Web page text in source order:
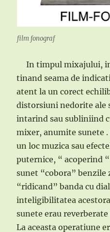
film fonograf
In timpul mixajului,
tinand seama de
atent la un corect
distorsiuni nedorite ale
intarind sau subliniind
mixer, anumite sunete
un loc muzica sau
puternice, “ acoperind
sunet “cobora” benzile
“ridicand” banda cu
inteligibilitatea
sunete erau
La aceasta operatiune